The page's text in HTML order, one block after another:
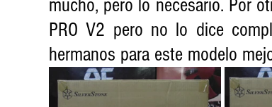
mucho, pero lo necesario. Por
PRO V2 pero no lo dice
hermanos para este modelo